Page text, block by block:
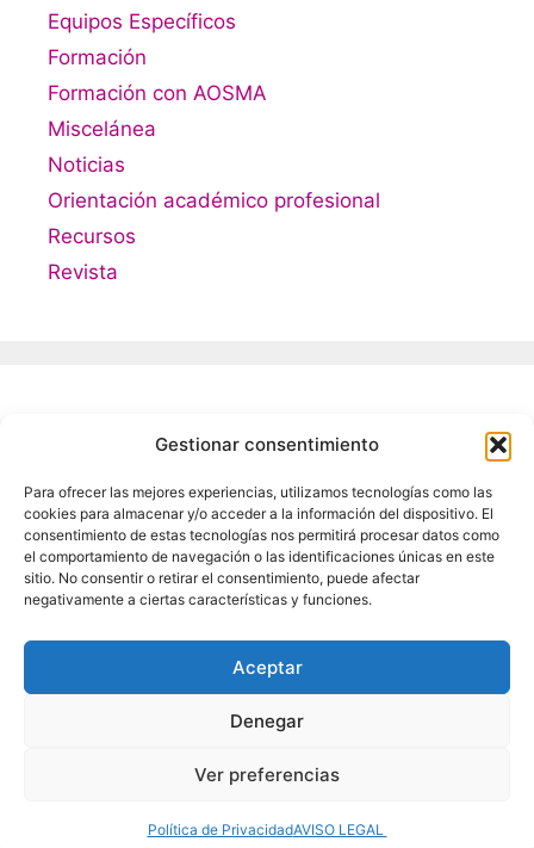
Gestionar consentimiento
Para ofrecer las mejores experiencias, utilizamos tecnologías como las
cookies para almacenar y/o acceder a la información del dispositivo. El
consentimiento de estas tecnologías nos permitirá procesar datos como
el comportamiento de navegación o las identificaciones únicas en este
sitio. No consentir o retirar el consentimiento, puede afectar
negativamente a ciertas características y funciones.
Aceptar
Denegar
Ver preferencias
Política de PrivacidadAVISO LEGAL
Equipos Específicos
Formación
Formación con AOSMA
Miscelánea
Noticias
Orientación académico profesional
Recursos
Revista
Acceder
Feed de entradas
Feed de comentarios
WordPress.org
provincia de Málaga